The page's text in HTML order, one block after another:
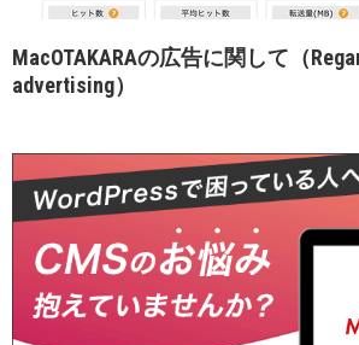
MacOTAKARAの広告に関して（
advertising）